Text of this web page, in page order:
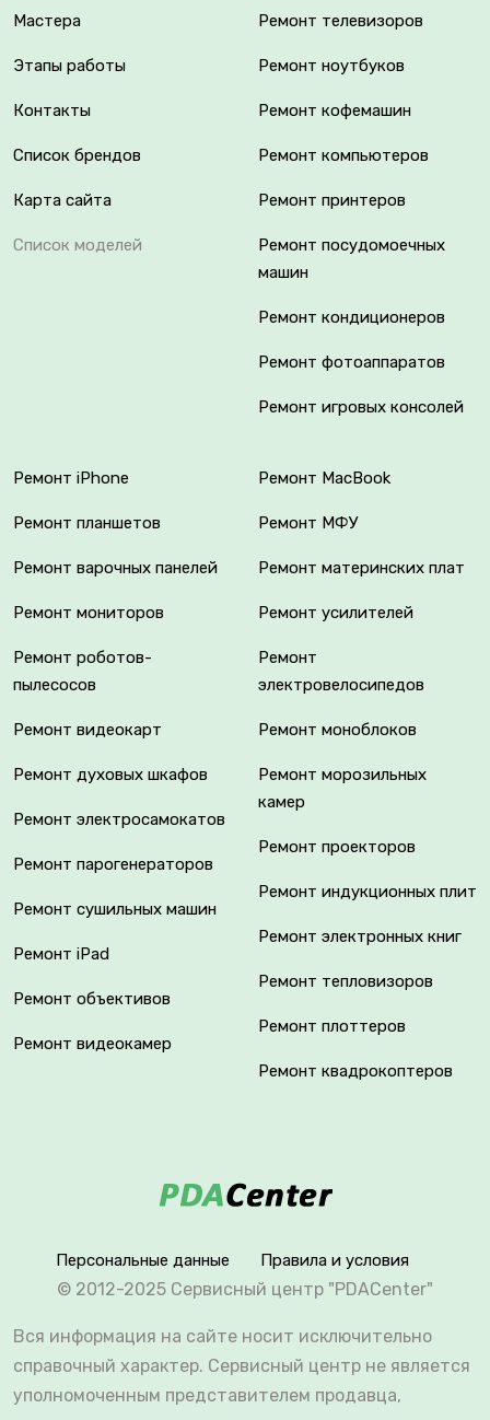
Мастера
Этапы работы
Контакты
Список брендов
Карта сайта
Список моделей
Ремонт телевизоров
Ремонт ноутбуков
Ремонт кофемашин
Ремонт компьютеров
Ремонт принтеров
Ремонт посудомоечных
машин
Ремонт кондиционеров
Ремонт фотоаппаратов
Ремонт игровых консолей
Ремонт iPhone
Ремонт планшетов
Ремонт варочных панелей
Ремонт мониторов
Ремонт роботов-
пылесосов
Ремонт видеокарт
Ремонт духовых шкафов
Ремонт электросамокатов
Ремонт парогенераторов
Ремонт сушильных машин
Ремонт iPad
Ремонт объективов
Ремонт видеокамер
Ремонт MacBook
Ремонт МФУ
Ремонт материнских плат
Ремонт усилителей
Ремонт
электровелосипедов
Ремонт моноблоков
Ремонт морозильных
камер
Ремонт проекторов
Ремонт индукционных плит
Ремонт электронных книг
Ремонт тепловизоров
Ремонт плоттеров
Ремонт квадрокоптеров
Персональные данные Правила и условия
© 2012-2025 Сервисный центр "PDACenter"
Вся информация на сайте носит исключительно
справочный характер. Сервисный центр не является
уполномоченным представителем продавца,